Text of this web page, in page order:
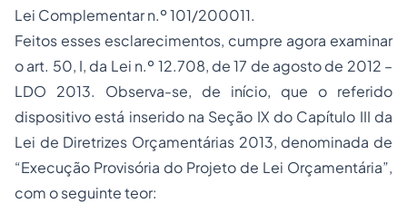
Lei Complementar n.º 101/200011.
Feitos esses esclarecimentos, cumpre agora examinar
o art. 50, I, da Lei n.º 12.708, de 17 de agosto de 2012 –
LDO 2013. Observa-se, de início, que o referido
dispositivo está inserido na Seção IX do Capítulo III da
Lei de Diretrizes Orçamentárias 2013, denominada de
“Execução Provisória do Projeto de Lei Orçamentária”,
com o seguinte teor: